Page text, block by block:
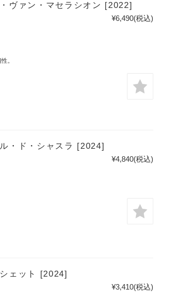
ヴァン・マセラシオン [2022]
¥6,490(税込)
。
・ド・シャスラ [2024]
¥4,840(税込)
ェット [2024]
¥3,410(税込)